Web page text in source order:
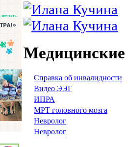
Cправка об инвалидности
Видео ЭЭГ
ИПРА
МРТ головного мозга
Невролог
Невролог